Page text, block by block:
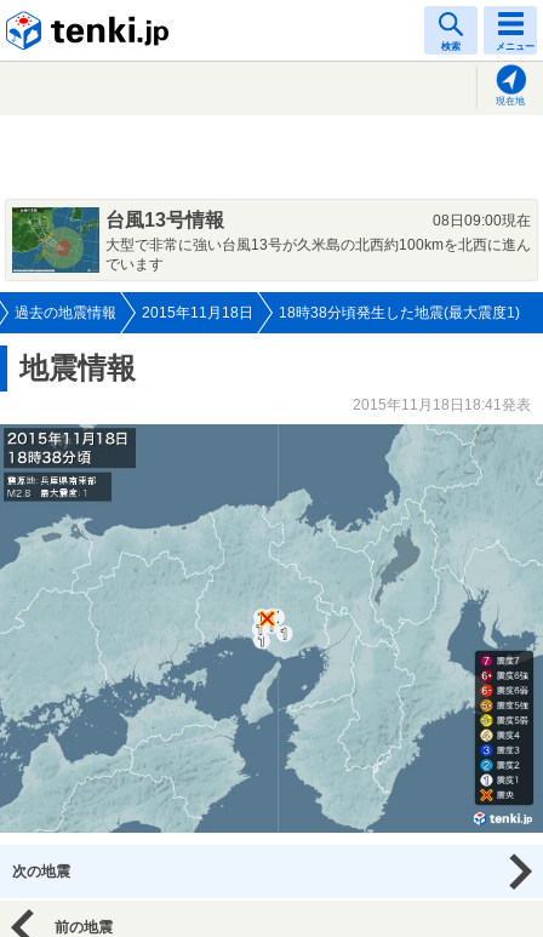
検索 メニュー
現在地
台風13号情報
08日09:00現在
大型で非常に強い台風13号が久米島の北西約100kmを北西に進ん
でいます
過去の地震情報 2015年11月18日 18時38分頃発生した地震(最大震度1)
地震情報
2015年11月18日18:41発表
次の地震
前の地震